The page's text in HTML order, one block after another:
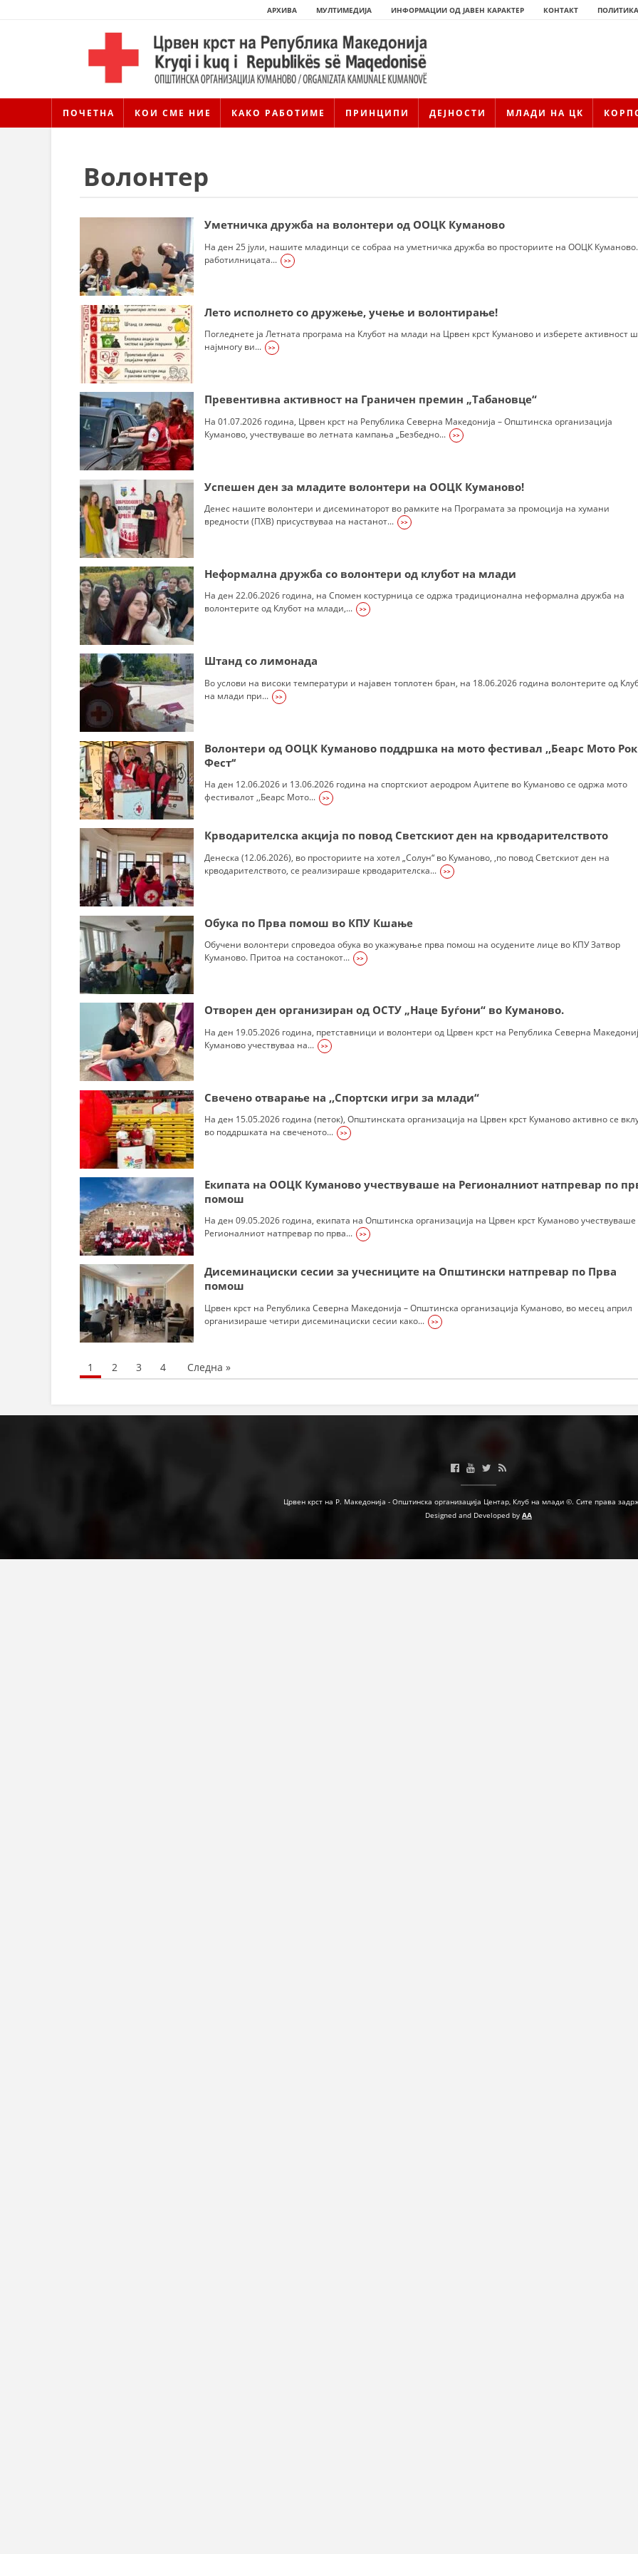
АРХИВА МУЛТИМЕДИЈА ИНФОРМАЦИИ ОД ЈАВЕН КАРАКТЕР КОНТАКТ
ПОЧЕТНА КОИ СМЕ НИЕ КАКО РАБОТИМЕ ПРИНЦИПИ ДЕЈНОСТИ МЛАДИ НА ЦК
СТРУКТУРА И ОРГАНИЗАЦИОНА ПОСТАВЕНОСТ – ОПШТИНСКА ОРГАНИЗАЦИЈА
СТАТУТ НА ЦКРМ
СОБРАНИЕ
СТРУКТУРА И ОРГАНИЗАЦИОНА ПОСТАВЕНОСТ
ПРОМОЦИЈА НА ХУМАНИ ВРЕДНОСТИ
ПОДГОТВЕНОСТ И ДЕЈСТВО ПРИ КАТАСТРОФИ
ИСТРАЖУВАЊЕ НА ЈАВНО МИСЛЕЊЕ
ЗДРАВСТВЕНО ПРЕВЕНТИВНА ДЕЈНОСТ
ПРВА ПОМОШ
УСЛУГИ
Волонтер
Уметничка дружба на волонтери од ООЦК Куманово
На ден 25 јули, нашите младинци се собраа на уметничка дружба во просториите на ООЦК
работилницата...
>>
Лето исполнето со дружење, учење и волонтирање!
Погледнете ја Летната програма на Клубот на млади на Црвен крст Куманово и изберете активност
најмногу ви...
>>
Превентивна активност на Граничен премин „Табановце“
На 01.07.2026 година, Црвен крст на Република Северна Македонија – Општинска организација
Куманово, учествуваше во летната кампања „Безбедно...
>>
Успешен ден за младите волонтери на ООЦК Куманово!
Денес нашите волонтери и дисеминаторот во рамките на Програмата за промоција на хумани
вредности (ПХВ) присуствуваа на настанот...
>>
Неформална дружба со волонтери од клубот на млади
На ден 22.06.2026 година, на Спомен костурница се одржа традиционална неформална дружба на
волонтерите од Клубот на млади,...
>>
Штанд со лимонада
Во услови на високи температури и најавен топлотен бран, на 18.06.2026 година волонтерите од
на млади при...
>>
Волонтери од ООЦК Куманово поддршка на мото фестивал ,,Беарс Мото Рок
Фест‘‘
На ден 12.06.2026 и 13.06.2026 година на спортскиот аеродром Аџитепе во Куманово се одржа мото
фестивалот ,,Беарс Мото...
>>
Крводарителска акција по повод Светскиот ден на крводарителството
Денеска (12.06.2026), во просториите на хотел „Солун“ во Куманово, ,по повод Светскиот ден на
крводарителството, се реализираше крводарителска...
>>
Обука по Прва помош во КПУ Кшање
Обучени волонтери спроведоа обука во укажување прва помош на осудените лице во КПУ Затвор
Куманово. Притоа на состанокот...
>>
Отворен ден организиран од ОСТУ „Наце Буѓони“ во Куманово.
На ден 19.05.2026 година, претставници и волонтери од Црвен крст на Република Северна
Куманово учествуваа на...
>>
Свечено отварање на ,,Спортски игри за млади“
На ден 15.05.2026 година (петок), Општинската организација на Црвен крст Куманово активно се
во поддршката на свеченото...
>>
Eкипата на ООЦК Куманово учествуваше на Регионалниот натпревар по
помош
На ден 09.05.2026 година, екипата на Општинска организација на Црвен крст Куманово учествуваше
Регионалниот натпревар по прва...
>>
Дисеминациски сесии за учесниците на Општински натпревар по Прва
помош
Црвен крст на Република Северна Македонија – Општинска организација Куманово, во месец април
организираше четири дисеминациски сесии како...
>>
1 2 3 4 Следна »
Црвен крст на Р. Македонија - Општинска организација Центар, Клуб на млади ©. Сите права
Designed and Developed by AA